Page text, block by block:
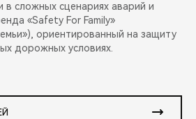
в сложных сценариях аварий и
«Safety For Family»
ориентированный на защиту
дорожных условиях.